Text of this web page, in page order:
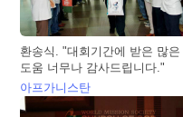
환송식. "대회기간에 받은 많은
도움 너무나 감사드립니다."
아프가니스탄